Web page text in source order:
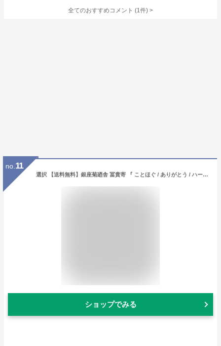
全てのおすすめコメント (1件) >
no. 11
選択 【送料無料】銀座菊廼舎 冨貴寄 『 ことほぐ / ありがとう / ハート日和 / 青丸缶 / 開運干支缶 / 特撰缶 小 中 / 桜色缶』（ふきよせ） お中元 御中元 お菓子 きくのや 銀座きくのや 手土産 東京土産 登録商標 母の日 父の日 2026 開運 開運干支
ショップでみる